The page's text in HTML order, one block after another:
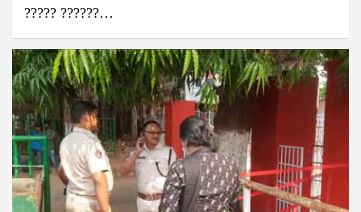
????? ??????…